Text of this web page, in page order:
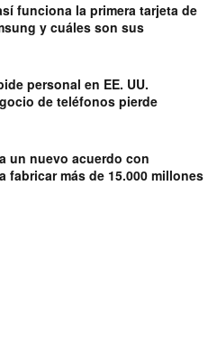
funciona la primera tarjeta de
y cuáles son sus
personal en EE. UU.
de teléfonos pierde
un nuevo acuerdo con
fabricar más de 15.000 millones